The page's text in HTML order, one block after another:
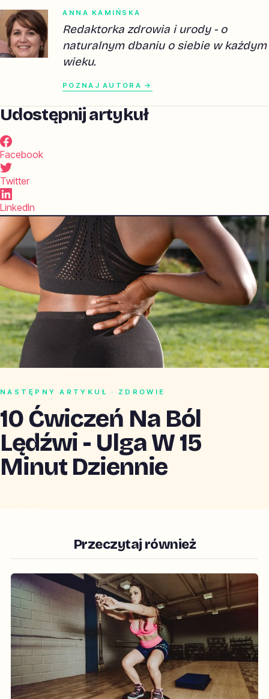
ANNA KAMIŃSKA
Redaktorka zdrowia i urody - o
naturalnym dbaniu o siebie w każdym
wieku.
POZNAJ AUTORA →
Udostępnij artykuł
Facebook
Twitter
LinkedIn
NASTĘPNY ARTYKUŁ · ZDROWIE
10 Ćwiczeń Na Ból
Lędźwi - Ulga W 15
Minut Dziennie
Przeczytaj również